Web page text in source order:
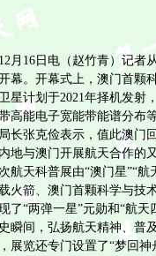
月 16日电（赵竹青）记者
幕。开幕式上，澳门首颗
星计划于2021年择机发射
高能电子宽能带能谱分布
长张克俭表示，值此澳门
地与澳门开展航天合作的
航天科普展由“澳门星”“
火箭、澳门首颗科学与技
了“两弹一星”元勋和“航
瞬间，弘扬航天精神、普
展览还专门设置了“梦回神